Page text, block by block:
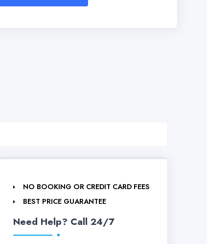
NO BOOKING OR CREDIT CARD FEES
BEST PRICE GUARANTEE
Need Help? Call 24/7